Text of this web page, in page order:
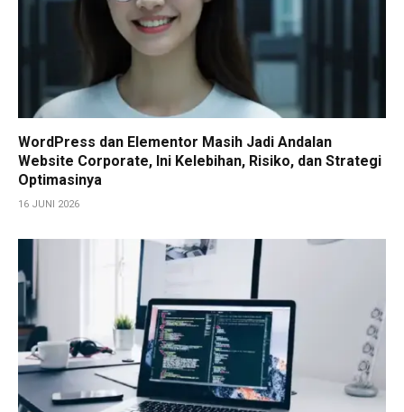
WordPress dan Elementor Masih Jadi Andalan
Website Corporate, Ini Kelebihan, Risiko, dan Strategi
Optimasinya
16 JUNI 2026